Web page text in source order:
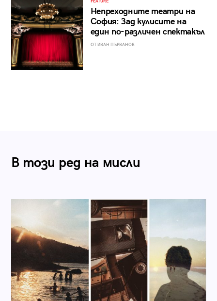
FEATURE
Непреходните театри на
София: Зад кулисите на
един по-различен спектакъл
ОТ ИВАН ПЪРВАНОВ
В този ред на мисли